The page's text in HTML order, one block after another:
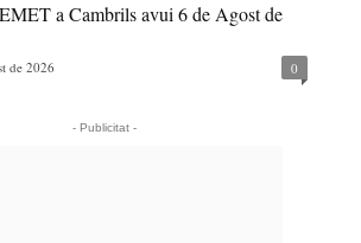
a Cambrils avui 6 de Agost de
de 2026 0
- Publicitat -